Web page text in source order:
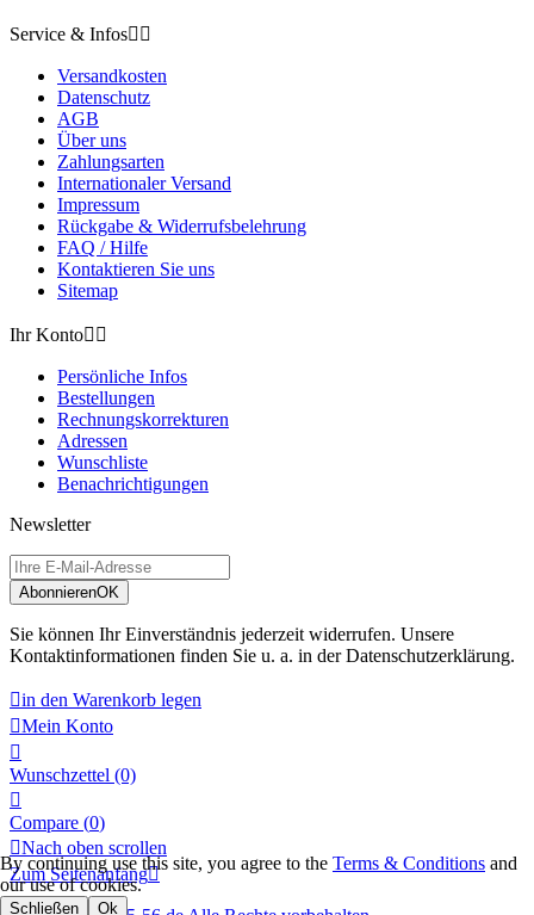
By continuing use this site, you agree to the Terms & Conditions and
our use of cookies.
Schließen Ok
Service & Infos 
Versandkosten
Datenschutz
AGB
Über uns
Zahlungsarten
Internationaler Versand
Impressum
Rückgabe & Widerrufsbelehrung
FAQ / Hilfe
Kontaktieren Sie uns
Sitemap
Ihr Konto 
Persönliche Infos
Bestellungen
Rechnungskorrekturen
Adressen
Wunschliste
Benachrichtigungen
Newsletter
AbonnierenOK
Sie können Ihr Einverständnis jederzeit widerrufen. Unsere
Kontaktinformationen finden Sie u. a. in der Datenschutzerklärung.
in den Warenkorb legen
Mein Konto

Wunschzettel (0)

Compare (0)
Nach oben scrollen
Zum Seitenanfang